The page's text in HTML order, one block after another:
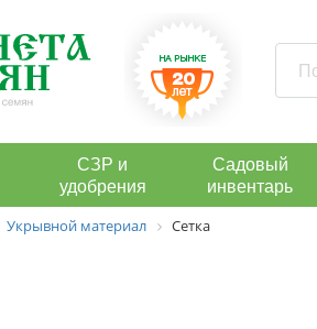
СЗР и
удобрения
Садовый
инвентарь
Укрывной материал Сетка